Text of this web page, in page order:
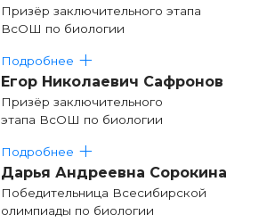
Призёр заключительного этапа
ВсОШ по биологии
Подробнее
Егор Николаевич Сафронов
Призёр заключительного
этапа ВсОШ по биологии
Подробнее
Дарья Андреевна Сорокина
Победительница Всесибирской
олимпиады по биологии